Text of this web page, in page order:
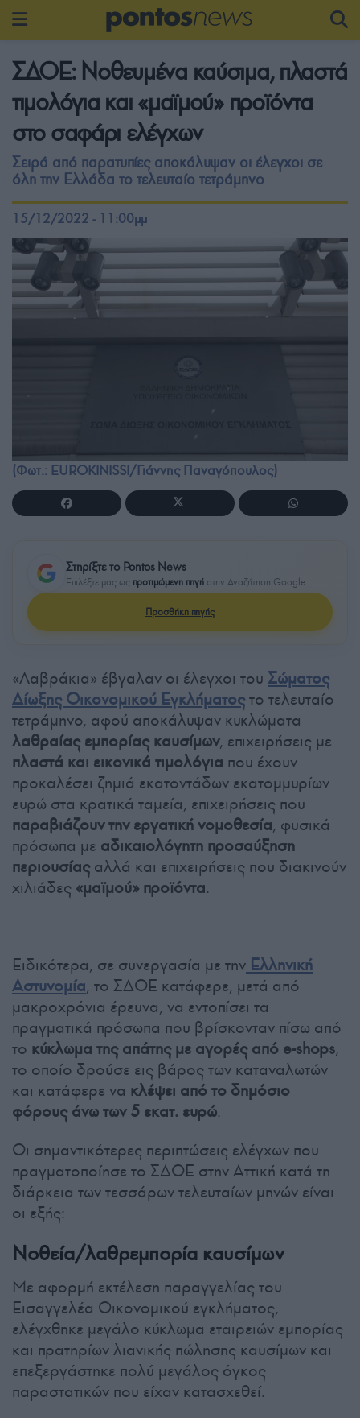
ΣΔΟΕ: Νοθευμένα καύσιμα, πλαστά
τιμολόγια και «μαϊμού» προϊόντα
στο σαφάρι ελέγχων
Σειρά από παρατυπίες αποκάλυψαν οι έλεγχοι σε
όλη την Ελλάδα το τελευταίο τετράμηνο
15/12/2022 - 11:00μμ
(Φωτ.: EUROKINISSI/Γιάννης Παναγόπουλος)
Στηρίξτε το Pontos News
Επιλέξτε μας ως προτιμώμενη πηγή στην Αναζήτηση Google
Προσθήκη πηγής
«Λαβράκια» έβγαλαν οι έλεγχοι του Σώματος
Δίωξης Οικονομικού Εγκλήματοςτο τελευταίο
τετράμηνο, αφού αποκάλυψαν κυκλώματα
λαθραίας εμπορίας καυσίμων, επιχειρήσεις με
πλαστά και εικονικά τιμολόγια που έχουν
προκαλέσει ζημιά εκατοντάδων εκατομμυρίων
ευρώ στα κρατικά ταμεία, επιχειρήσεις που
παραβιάζουν την εργατική νομοθεσία, φυσικά
πρόσωπα με αδικαιολόγητη προσαύξηση
περιουσίαςαλλά και επιχειρήσεις που διακινούν
χιλιάδες «μαϊμού» προϊόντα.
Ειδικότερα, σε συνεργασία με την Ελληνική
Αστυνομία, το ΣΔΟΕ κατάφερε, μετά από
μακροχρόνια έρευνα, να εντοπίσει τα
πραγματικά πρόσωπα που βρίσκονταν πίσω από
το κύκλωμα της απάτης με αγορές από e-shops,
το οποίο δρούσε εις βάρος των καταναλωτών
και κατάφερε να κλέψει από το δημόσιο
φόρους άνω των 5 εκατ. ευρώ.
Οι σημαντικότερες περιπτώσεις ελέγχων που
πραγματοποίησε το ΣΔΟΕ στην Αττική κατά τη
διάρκεια των τεσσάρων τελευταίων μηνών είναι
οι εξής:
Νοθεία/λαθρεμπορία καυσίμων
Με αφορμή εκτέλεση παραγγελίας του
Εισαγγελέα Οικονομικού εγκλήματος,
ελέγχθηκε μεγάλο κύκλωμα εταιρειών εμπορίας
και πρατηρίων λιανικής πώλησης καυσίμων και
επεξεργάστηκε πολύ μεγάλος όγκος
παραστατικών που είχαν κατασχεθεί.